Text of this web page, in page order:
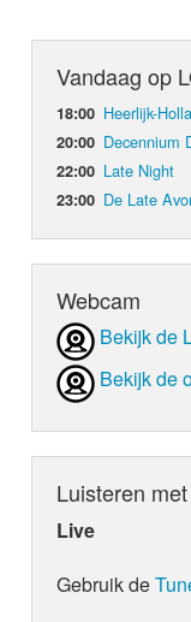
Vandaag op
18:00 Heerlijk-
20:00 Decennium
22:00 Late Night
23:00 De Late
Webcam
Bekijk de
Bekijk de
Luisteren
Live
Gebruik de